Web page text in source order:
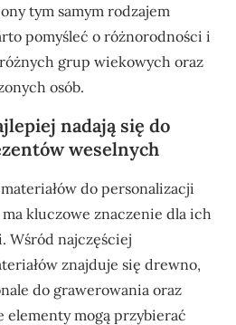
tym samym rodzajem
pomyśleć o różnorodności i
grup wiekowych oraz
osób.
nadają się do
weselnych
do personalizacji
kluczowe znaczenie dla ich
Wśród najczęściej
znajduje się drewno,
do grawerowania oraz
elementy mogą przybierać